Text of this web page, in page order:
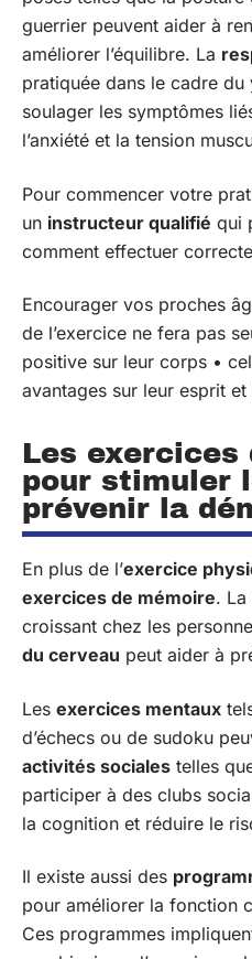
guerrier peuvent aider à
améliorer l’équilibre. La
pratiquée dans le cadre
soulager les symptômes
l’anxiété et la tension
Pour commencer votre
un instructeur qualifié qui
comment effectuer
Encourager vos proches
de l’exercice ne fera pas
positive sur leur corps •
avantages sur leur esprit et
Les exercices
pour stimuler
prévenir la
En plus de l’exercice
exercices de mémoire. La
croissant chez les
du cerveau peut aider à
Les exercices mentaux
d’échecs ou de sudoku
activités sociales telles
participer à des clubs
la cognition et réduire le
Il existe aussi des
pour améliorer la fonction
Ces programmes